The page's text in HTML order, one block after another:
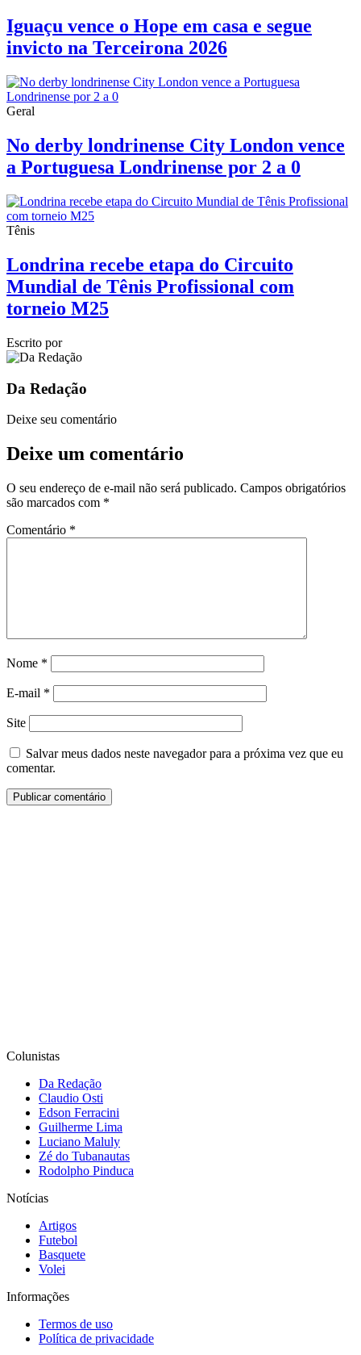
Iguaçu vence o Hope em casa e segue
invicto na Terceirona 2026
Geral
No derby londrinense City London vence
a Portuguesa Londrinense por 2 a 0
Tênis
Londrina recebe etapa do Circuito
Mundial de Tênis Profissional com
torneio M25
Escrito por
Da Redação
Deixe seu comentário
Deixe um comentário
O seu endereço de e-mail não será publicado. Campos obrigatórios
são marcados com *
Comentário *
Nome *
E-mail *
Site
Salvar meus dados neste navegador para a próxima vez que eu
comentar.
Colunistas
Da Redação
Claudio Osti
Edson Ferracini
Guilherme Lima
Luciano Maluly
Zé do Tubanautas
Rodolpho Pinduca
Notícias
Artigos
Futebol
Basquete
Volei
Informações
Termos de uso
Política de privacidade